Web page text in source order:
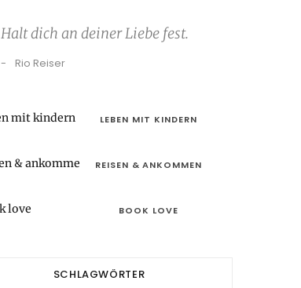
Halt dich an deiner Liebe fest.
Rio Reiser
LEBEN MIT KINDERN
REISEN & ANKOMMEN
BOOK LOVE
SCHLAGWÖRTER